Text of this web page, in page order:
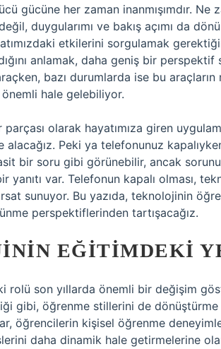
gücüne her zaman inanmışımdır.
duygularımı ve bakış açımı da
etkilerini sorgulamak
anlamak, daha geniş bir
bazı durumlarda ise bu araçların
hale gelebiliyor.
olarak hayatımıza giren
alacağız. Peki ya telefonunuz
bir soru gibi görünebilir, ancak
yanıtı var. Telefonun kapalı olması,
sunuyor. Bu yazıda, teknolojinin
perspektiflerinden tartışacağız.
EĞITIMDEKI
rolü son yıllarda önemli bir değişim
gibi, öğrenme stillerini de
öğrencilerin kişisel öğrenme
daha dinamik hale getirmelerine